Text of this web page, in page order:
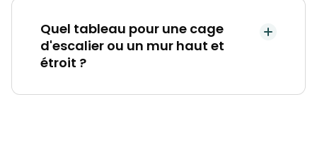
Quel tableau pour une cage
d'escalier ou un mur haut et
étroit ?